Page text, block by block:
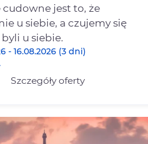
cudowne jest to, że
u siebie, a czujemy się
u siebie.
- 16.08.2026 (3 dni)
Szczegóły oferty